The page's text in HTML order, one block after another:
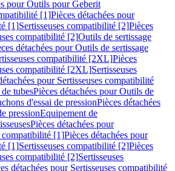
pour Outils pour Geberit
[1]Pièces détachées pour
[1]Sertisseuses compatibilité [2]Pièces
compatibilité [2]Outils de sertissage
détachées pour Outils de sertissage
compatibilité [2XL]Pièces
compatibilité [2XL]Sertisseuses
pour Sertisseuses compatibilité
tubesPièces détachées pour Outils de
d'essai de pressionPièces détachées
pressionEquipement de
Pièces détachées pour
compatibilité [1]Pièces détachées pour
[1]Sertisseuses compatibilité [2]Pièces
compatibilité [2]Sertisseuses
détachées pour Sertisseuses compatibilité